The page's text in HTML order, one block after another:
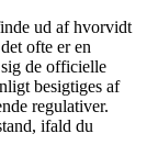
ud af hvorvidt
ofte er en
de officielle
besigtiges af
regulativer.
ifald du